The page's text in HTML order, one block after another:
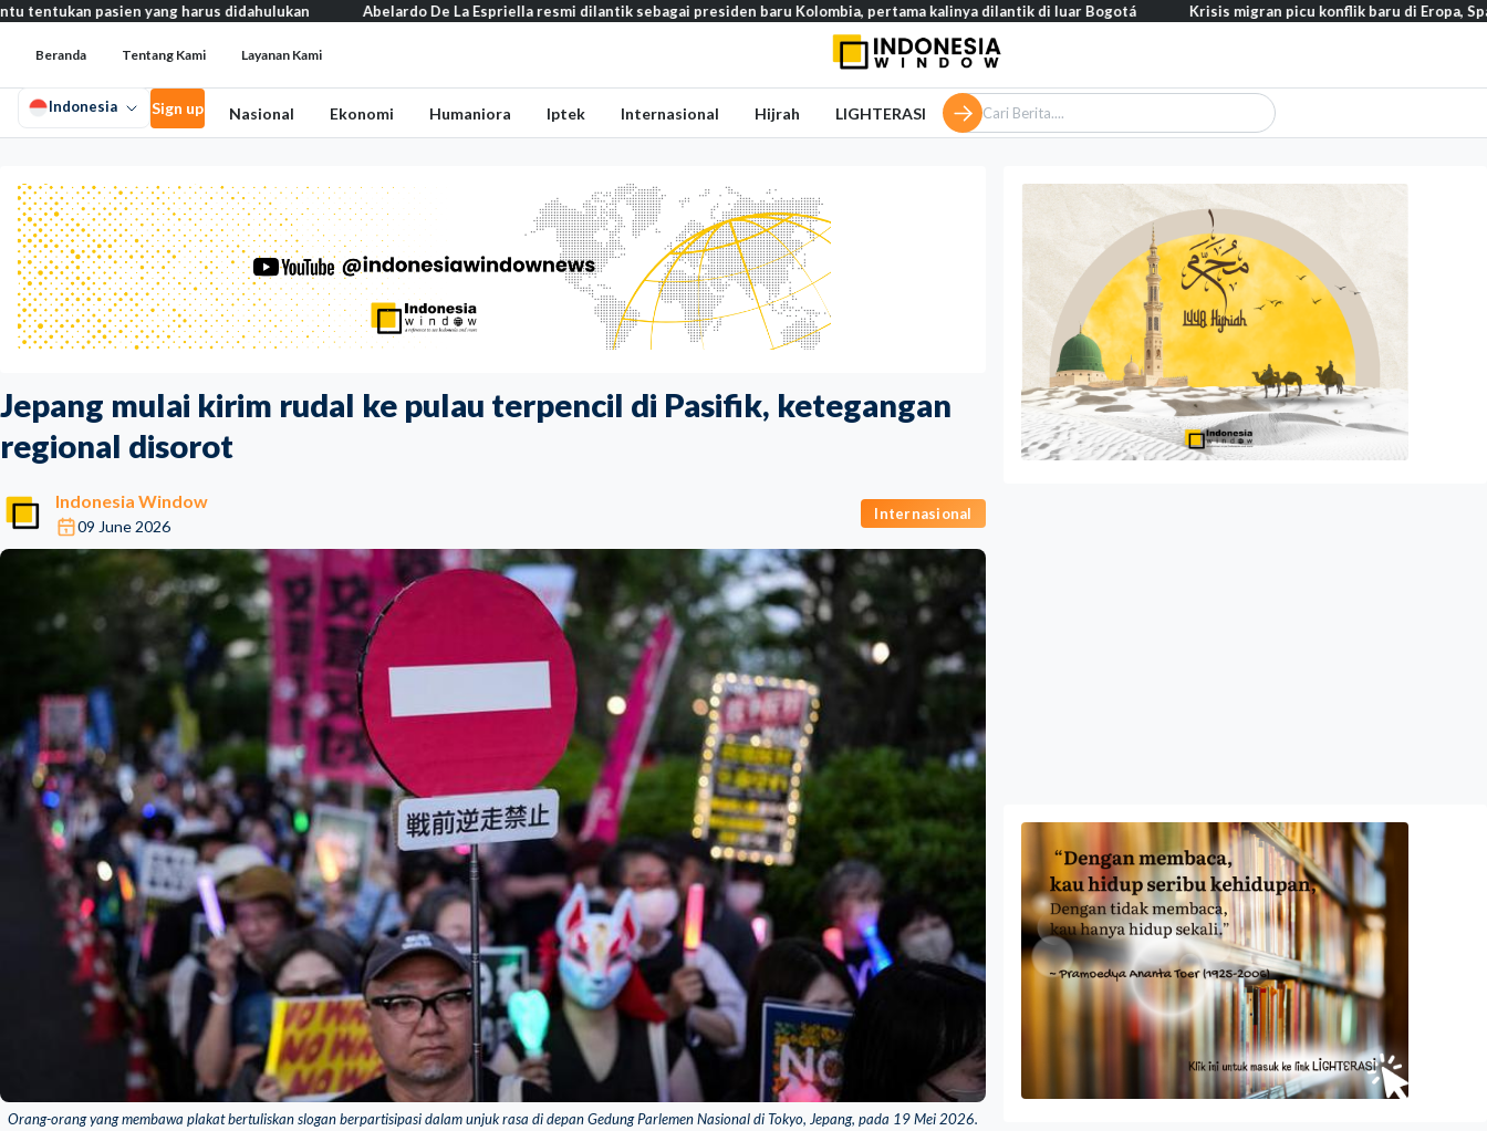
Jepang mulai kirim rudal ke pulau terpencil di Pasifik, ketegangan
regional disorot
Indonesia Window
09 June 2026
Internasional
Orang-orang yang membawa plakat bertuliskan slogan berpartisipasi dalam unjuk rasa di depan Gedung Parlemen Nasional di Tokyo, Jepang, pada 19 Mei 2026.
yang harus didahulukan Abelardo De La Espriella resmi dilantik sebagai presiden baru Kolombia, pertama kalinya dilantik di luar Bogotá Krisis migran picu konflik baru di Eropa, Spanyol balik
Beranda Tentang Kami Layanan Kami
Indonesia Sign up Nasional Ekonomi Humaniora Iptek Internasional Hijrah LIGHTERASI